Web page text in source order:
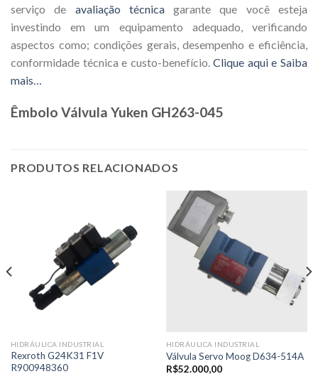
serviço de avaliação técnicagarante que você esteja
investindo em um equipamento adequado, verificando
aspectos como; condições gerais, desempenho e eficiência,
conformidade técnica e custo-benefício.Clique aqui e Saiba
mais…
Êmbolo Válvula Yuken GH263-045
PRODUTOS RELACIONADOS
HIDRÁULICA INDUSTRIAL
Rexroth G24K31 F1V
R900948360
HIDRÁULICA INDUSTRIAL
Válvula Servo Moog D634-514A
R$52.000,00